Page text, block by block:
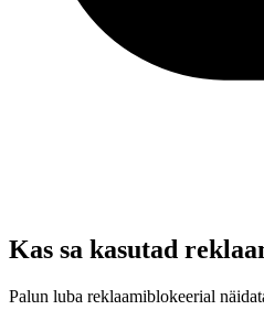
Kas sa kasutad
Palun luba reklaamiblokeerial